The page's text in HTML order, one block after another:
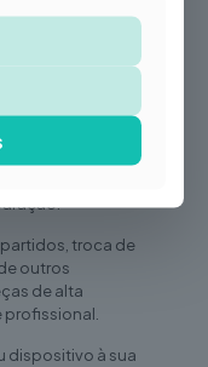
troca de
outros
de alta
profissional.
dispositivo à sua